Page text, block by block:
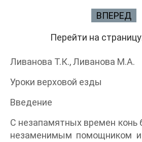
ВПЕРЕД
Перейти на
Ливанова Т.К., Ливанова М.А.
Уроки верховой езды
Введение
С незапамятных времен конь
незаменимым помощником